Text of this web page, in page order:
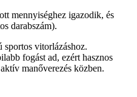
mennyiséghez igazodik, és
darabszám).
sportos vitorlázáshoz.
fogást ad, ezért hasznos
manőverezés közben.